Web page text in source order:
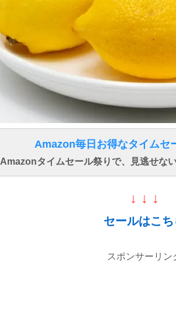
Amazon毎日お得なタイムセ
Amazonタイムセール祭りで、見逃せな
↓ ↓ ↓
セールはこち
スポンサーリン